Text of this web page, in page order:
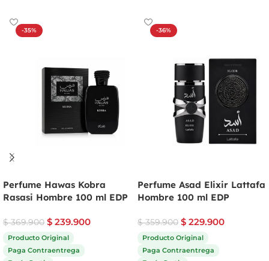
-35%
Perfume Hawas Kobra
Rasasi Hombre 100 ml EDP
$369.900 $ 239.900
Producto Original
Paga Contraentrega
-36%
Perfume Asad Elixir Lattafa
Hombre 100 ml EDP
$359.900 $ 229.900
Producto Original
Paga Contraentrega